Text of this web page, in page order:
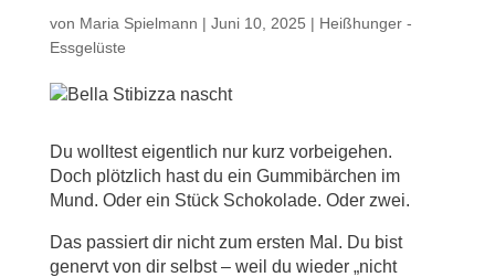
von Maria Spielmann | Juni 10, 2025 | Heißhunger -
Essgelüste
Du wolltest eigentlich nur kurz vorbeigehen.
Doch plötzlich hast du ein Gummibärchen im
Mund. Oder ein Stück Schokolade. Oder zwei.
Das passiert dir nicht zum ersten Mal. Du bist
genervt von dir selbst – weil du wieder „nicht